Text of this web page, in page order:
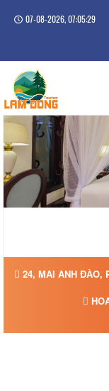
07-08-2026, 07:05:30
24, MAI ANH ĐÀO,